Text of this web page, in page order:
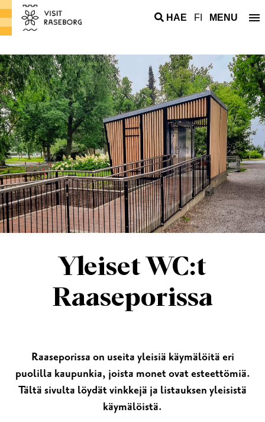
HAE FI MENU
Yleiset WC:t
Raaseporissa
Raaseporissa on useita yleisiä käymälöitä eri
puolilla kaupunkia, joista monet ovat esteettömiä.
Tältä sivulta löydät vinkkejä ja listauksen yleisistä
käymälöistä.